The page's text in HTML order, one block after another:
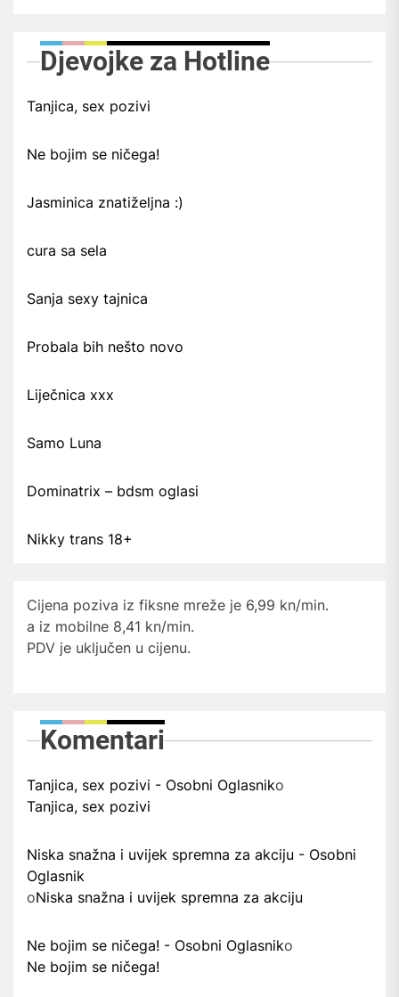
Djevojke za Hotline
Tanjica, sex pozivi
Ne bojim se ničega!
Jasminica znatiželjna :)
cura sa sela
Sanja sexy tajnica
Probala bih nešto novo
Liječnica xxx
Samo Luna
Dominatrix – bdsm oglasi
Nikky trans 18+
Cijena poziva iz fiksne mreže je 6,99 kn/min.
a iz mobilne 8,41 kn/min.
PDV je uključen u cijenu.
Komentari
Tanjica, sex pozivi - Osobni Oglasniko
Tanjica, sex pozivi
Niska snažna i uvijek spremna za akciju - Osobni
Oglasnik
oNiska snažna i uvijek spremna za akciju
Ne bojim se ničega! - Osobni Oglasniko
Ne bojim se ničega!